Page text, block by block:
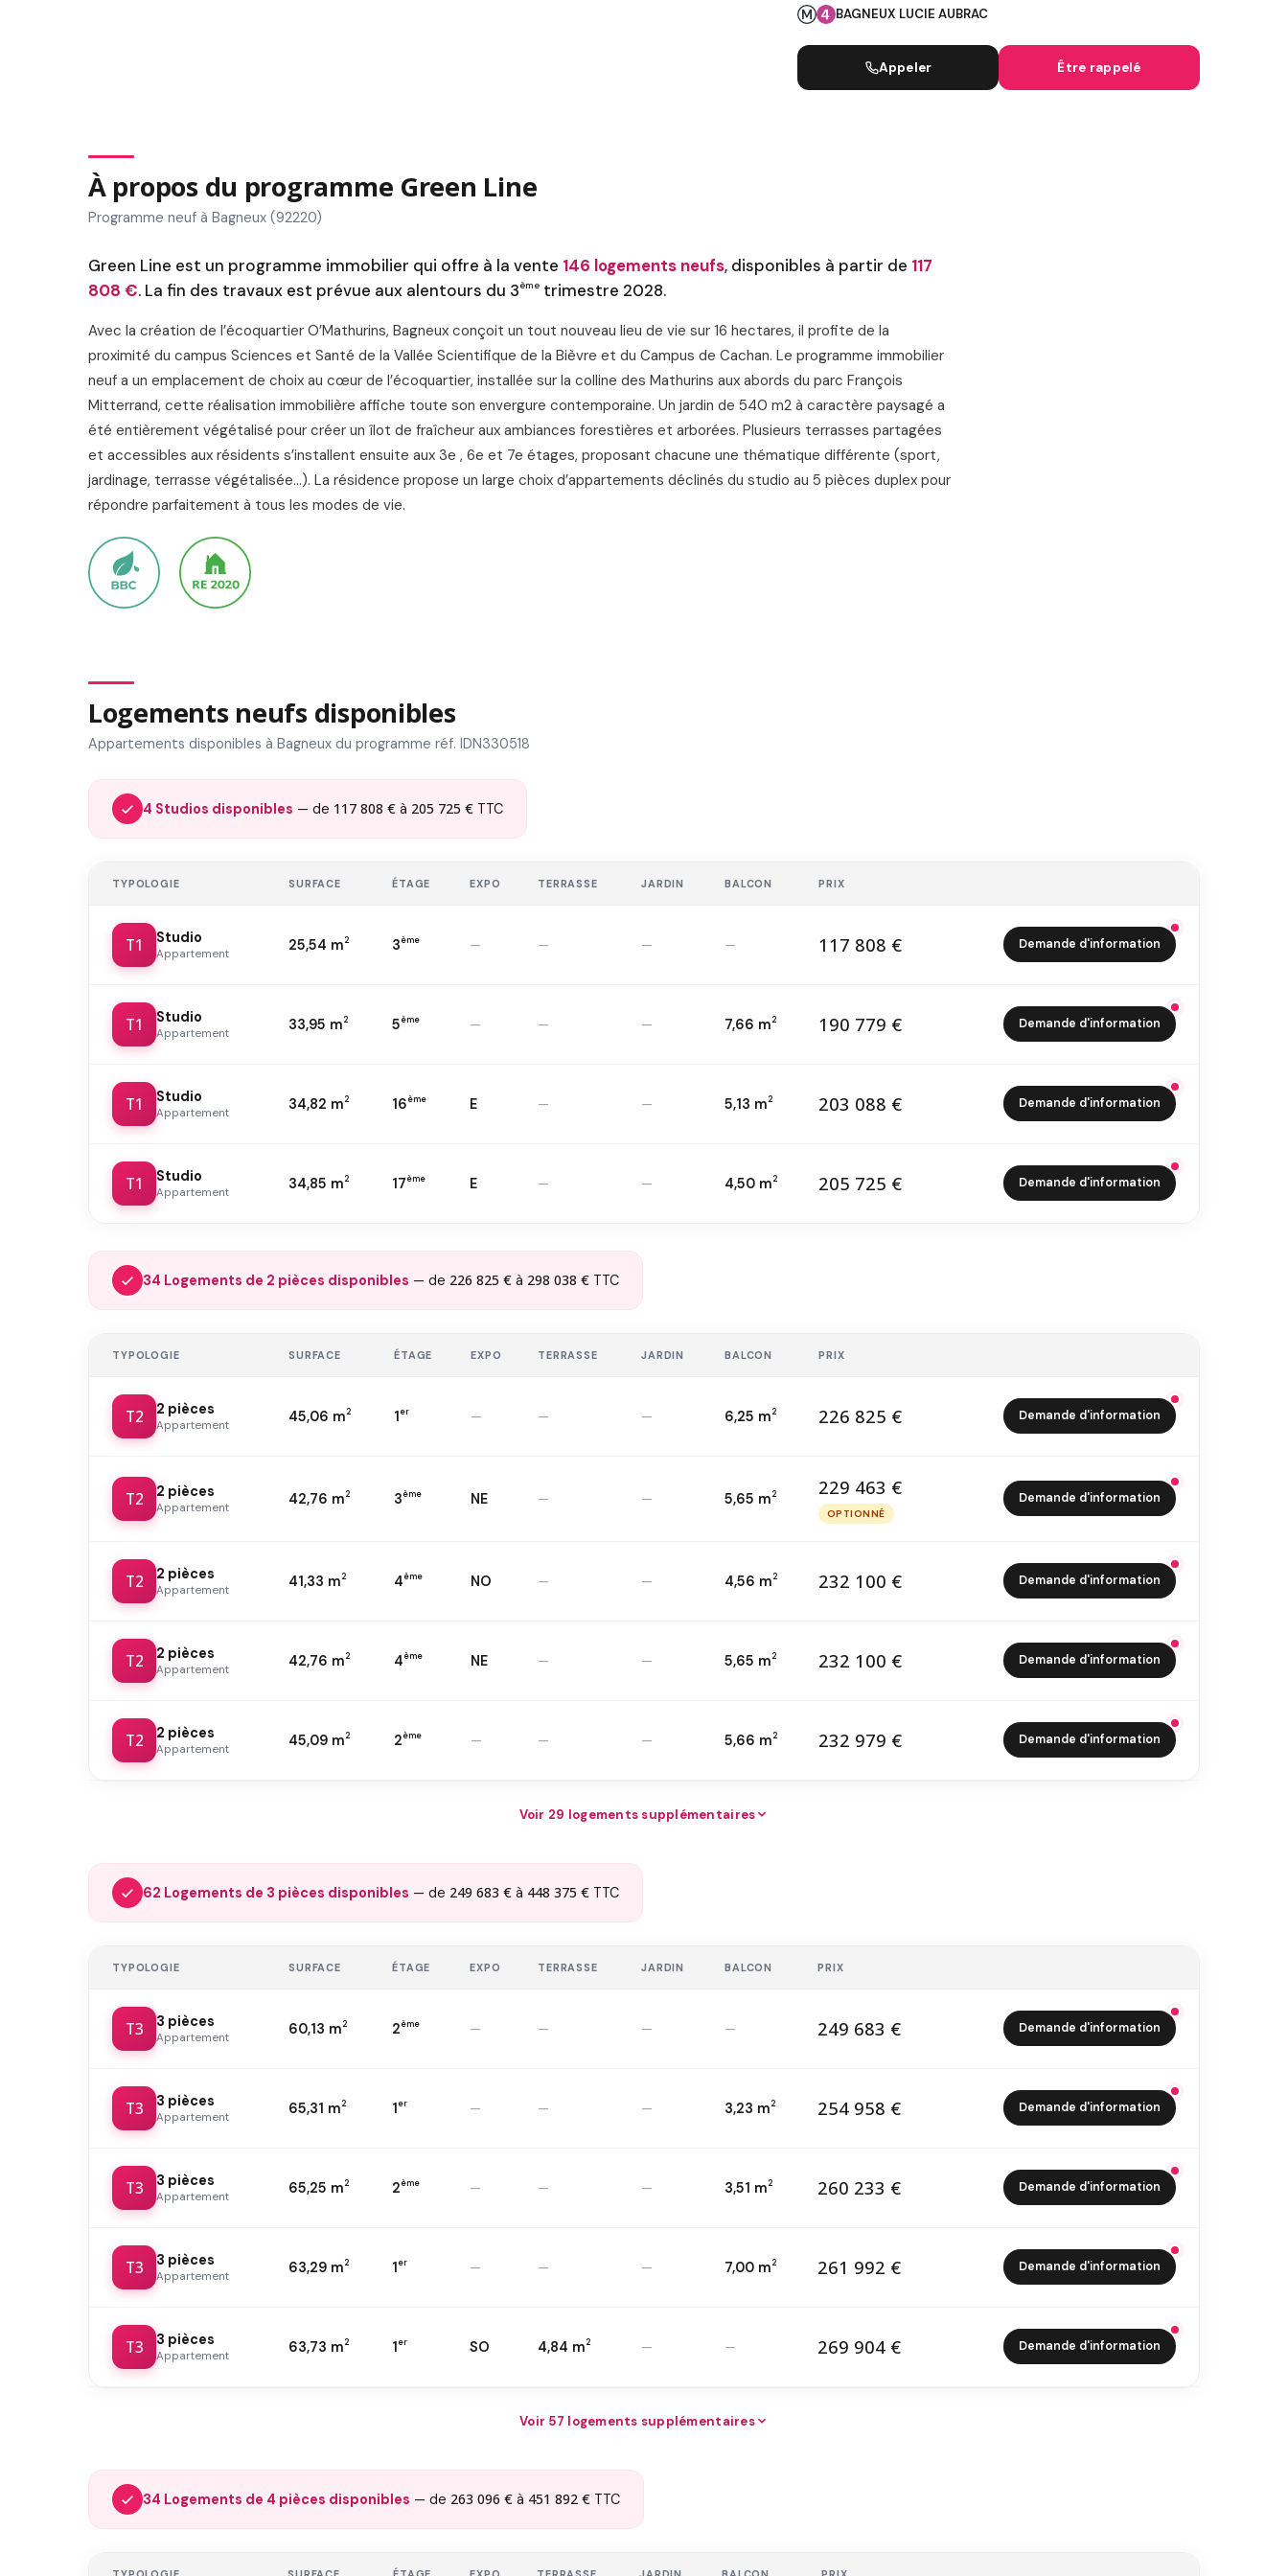
BAGNEUX LUCIE AUBRAC
Appeler Être rappelé
À propos du programme Green Line
Programme neuf à Bagneux (92220)
Green Line est un programme immobilier qui offre à la vente 146 logements neufs, disponibles à partir de 117
808 €. La fin des travaux est prévue aux alentours du 3ème trimestre 2028.
Avec la création de l’écoquartier O’Mathurins, Bagneux conçoit un tout nouveau lieu de vie sur 16 hectares, il profite de la
proximité du campus Sciences et Santé de la Vallée Scientifique de la Bièvre et du Campus de Cachan. Le programme immobilier
neuf a un emplacement de choix au cœur de l’écoquartier, installée sur la colline des Mathurins aux abords du parc François
Mitterrand, cette réalisation immobilière affiche toute son envergure contemporaine. Un jardin de 540 m2 à caractère paysagé a
été entièrement végétalisé pour créer un îlot de fraîcheur aux ambiances forestières et arborées. Plusieurs terrasses partagées
et accessibles aux résidents s’installent ensuite aux 3e , 6e et 7e étages, proposant chacune une thématique différente (sport,
jardinage, terrasse végétalisée...). La résidence propose un large choix d’appartements déclinés du studio au 5 pièces duplex pour
répondre parfaitement à tous les modes de vie.
Logements neufs disponibles
Appartements disponibles à Bagneux du programme réf. IDN330518
4 Studios disponibles — de 117 808 € à 205 725 € TTC
TYPOLOGIE SURFACE ÉTAGE EXPO TERRASSE JARDIN BALCON PRIX
T1 Studio
Appartement
25,54 m2 3ème — — — — 117 808 € Demande d'information
T1 Studio
Appartement
33,95 m2 5ème — — — 7,66 m2 190 779 € Demande d'information
T1 Studio
Appartement
34,82 m2 16ème E — — 5,13 m2 203 088 € Demande d'information
T1 Studio
Appartement
34,85 m2 17ème E — — 4,50 m2 205 725 € Demande d'information
34 Logements de 2 pièces disponibles — de 226 825 € à 298 038 € TTC
TYPOLOGIE SURFACE ÉTAGE EXPO TERRASSE JARDIN BALCON PRIX
T2 2 pièces
Appartement
45,06 m2 1er — — — 6,25 m2 226 825 € Demande d'information
T2 2 pièces
Appartement
42,76 m2 3ème NE — — 5,65 m2 229 463 €
OPTIONNÉ
Demande d'information
229 463 €
OPTIONNÉ
T2 2 pièces
Appartement
41,33 m2 4ème NO — — 4,56 m2 232 100 € Demande d'information
T2 2 pièces
Appartement
42,76 m2 4ème NE — — 5,65 m2 232 100 € Demande d'information
T2 2 pièces
Appartement
45,09 m2 2ème — — — 5,66 m2 232 979 € Demande d'information
Voir 29 logements supplémentaires
62 Logements de 3 pièces disponibles — de 249 683 € à 448 375 € TTC
TYPOLOGIE SURFACE ÉTAGE EXPO TERRASSE JARDIN BALCON PRIX
T3 3 pièces
Appartement
60,13 m2 2ème — — — — 249 683 € Demande d'information
T3 3 pièces
Appartement
65,31 m2 1er — — — 3,23 m2 254 958 € Demande d'information
T3 3 pièces
Appartement
65,25 m2 2ème — — — 3,51 m2 260 233 € Demande d'information
T3 3 pièces
Appartement
63,29 m2 1er — — — 7,00 m2 261 992 € Demande d'information
T3 3 pièces
Appartement
63,73 m2 1er SO 4,84 m2 — — 269 904 € Demande d'information
Voir 57 logements supplémentaires
34 Logements de 4 pièces disponibles — de 263 096 € à 451 892 € TTC